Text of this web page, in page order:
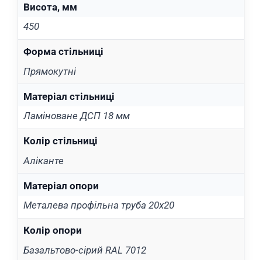
Висота, мм
450
Форма стільниці
Прямокутні
Матеріал стільниці
Ламіноване ДСП 18 мм
Колір cтільниці
Аліканте
Матеріал опори
Металева профільна труба 20х20
Колір опори
Базальтово-сірий RAL 7012